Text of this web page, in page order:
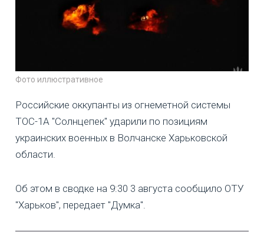
Фото иллюстративное
Российские оккупанты из огнеметной системы
ТОС-1А "Солнцепек" ударили по позициям
украинских военных в Волчанске Харьковской
области.
Об этом в сводке на 9:30 3 августа сообщило ОТУ
"Харьков", передает "Думка".